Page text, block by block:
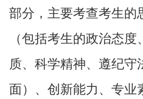
部分，主要考查考生的
（包括考生的政治态
质、科学精神、遵纪守
面）、创新能力、专业